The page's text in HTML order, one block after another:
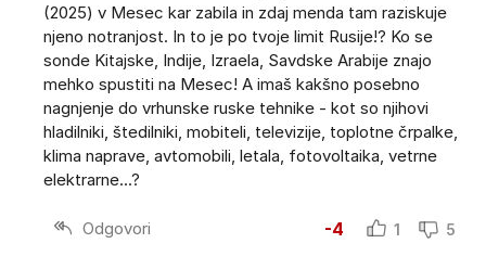
(2025) v Mesec kar zabila in zdaj menda tam raziskuje
njeno notranjost. In to je po tvoje limit Rusije!? Ko se
sonde Kitajske, Indije, Izraela, Savdske Arabije znajo
mehko spustiti na Mesec! A imaš kakšno posebno
nagnjenje do vrhunske ruske tehnike - kot so njihovi
hladilniki, štedilniki, mobiteli, televizije, toplotne črpalke,
klima naprave, avtomobili, letala, fotovoltaika, vetrne
elektrarne...?
Odgovori -4 1 5